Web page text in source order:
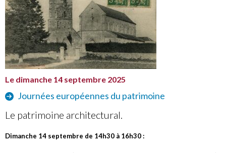
Le dimanche 14 septembre 2025
Journées européennes du patrimoine
Le patrimoine architectural.
Dimanche 14 septembre de 14h30 à 16h30 :